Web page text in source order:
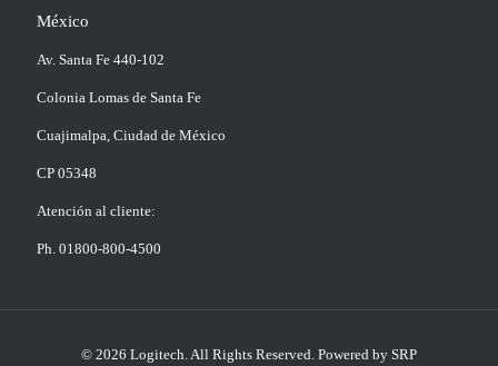
México
Av. Santa Fe 440-102
Colonia Lomas de Santa Fe
Cuajimalpa, Ciudad de México
CP 05348
Atención al cliente:
Ph. 01800-800-4500
© 2026 Logitech. All Rights Reserved. Powered by SRP